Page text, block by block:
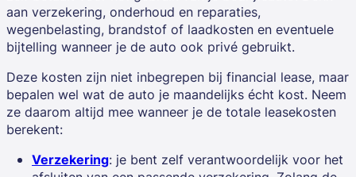
aan verzekering, onderhoud en reparaties,
wegenbelasting, brandstof of laadkosten en eventuele
bijtelling wanneer je de auto ook privé gebruikt.
Deze kosten zijn niet inbegrepen bij financial lease, maar
bepalen wel wat de auto je maandelijks écht kost. Neem
ze daarom altijd mee wanneer je de totale leasekosten
berekent:
Verzekering: je bent zelf verantwoordelijk voor het